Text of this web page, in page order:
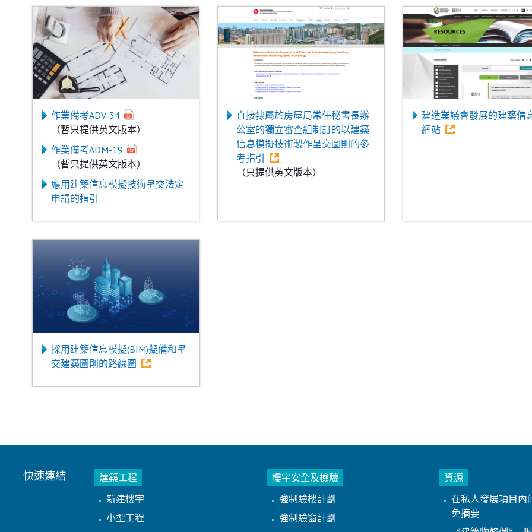
作業備考ADV-34
（暫只提供英文版本）
作業備考ADM-19
（暫只提供英文版本）
應用建築信息模擬技術呈交法定
申請的指引
直接隸屬於房屋局常任秘書長辦
公室的獨立審查組制訂的以建築
信息模擬技術製作呈交圖則的參
考指引
（只提供英文版本）
建造業議會發展的建築信
網站
採用建築信息模擬(BIM)擬備和呈
交建築圖則的路線圖
快速連結
建築工程
新建樓宇
小型工程
樓宇安全及檢驗
強制驗樓計劃
強制驗窗計劃
資源
在私人發展項目內
免摘要